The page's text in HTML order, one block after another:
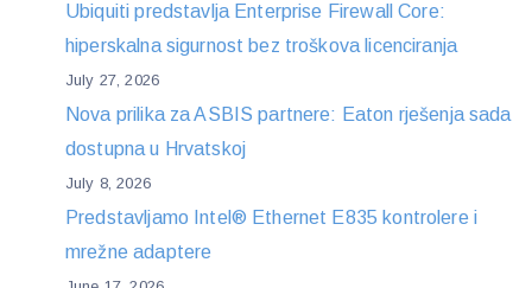
Ubiquiti predstavlja Enterprise Firewall Core:
hiperskalna sigurnost bez troškova licenciranja
July 27, 2026
Nova prilika za ASBIS partnere: Eaton rješenja sada
dostupna u Hrvatskoj
July 8, 2026
Predstavljamo Intel® Ethernet E835 kontrolere i
mrežne adaptere